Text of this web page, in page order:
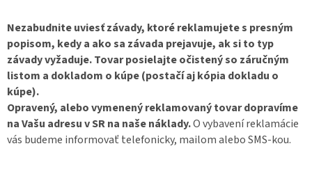
Nezabudnite uviesť závady, ktoré reklamujete s presným
popisom, kedy a ako sa závada prejavuje, ak si to typ
závady vyžaduje. Tovar posielajte očistený so záručným
listom a dokladom o kúpe (postačí aj kópia dokladu o
kúpe).
Opravený, alebo vymenený reklamovaný tovar dopravíme
na Vašu adresu v SR na naše náklady.O vybavení reklamácie
vás budeme informovať telefonicky, mailom alebo SMS-kou.